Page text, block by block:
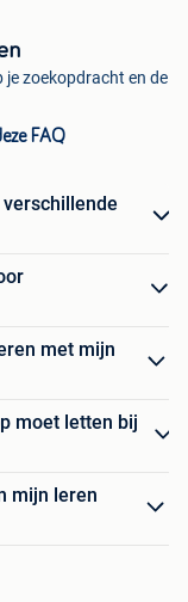
je zoekopdracht en de
FAQ
met mijn
moet letten bij
mijn leren